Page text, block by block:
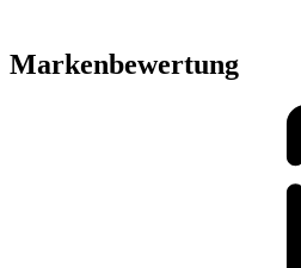
Markenbewertung